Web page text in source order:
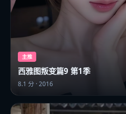
主推
西雅图叛变篇9 第1季
8.1 分 ·2016